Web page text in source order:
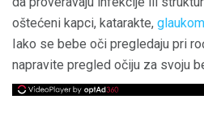
oštećeni kapci, katarakte, glaukom
Iako se bebe oči pregledaju pri
napravite pregled očiju za svoju